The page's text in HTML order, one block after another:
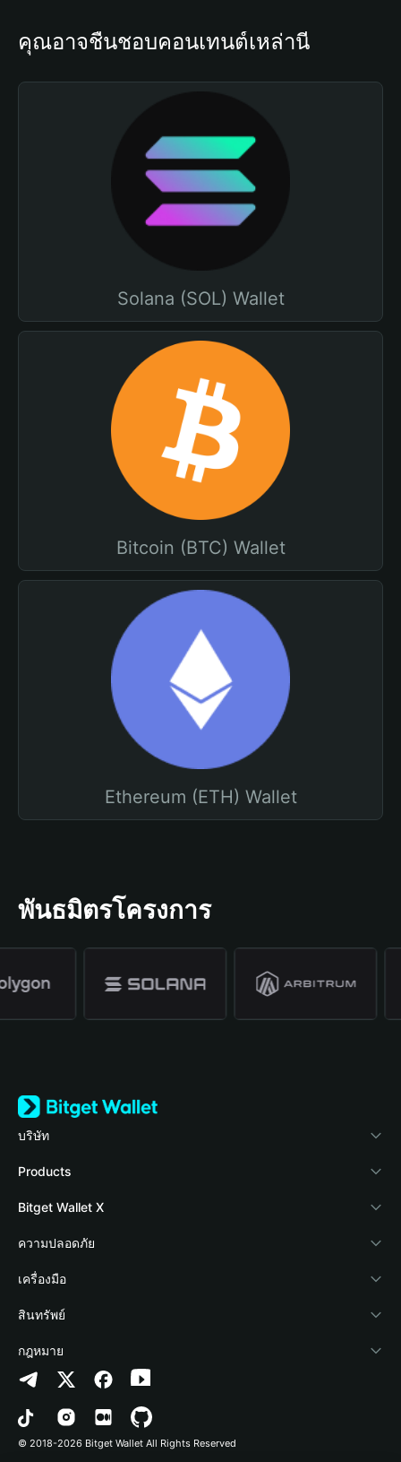
คุณอาจชื่นชอบคอนเทนต์เหล่านี้
Solana (SOL) Wallet
Bitcoin (BTC) Wallet
Ethereum (ETH) Wallet
พันธมิตรโครงการ
บริษัท
เกี่ยวกับ Bitget Wallet
Blog
Academy
ข่าวสารด้านคริปโต
ศูนย์ช่วยเหลือ
ติดต่อเรา
ทรัพยากรข้อมูลของแบรนด์
อาชีพ
Products
Crypto Card
Stablecoin Earn
Payfi Crypto
Crypto Swap API
Altcoin Season Index
Prediction Markets
DApp
Bitget Wallet X
นักพัฒนา
เชื่อมต่อ Wallet
Bitget Wallet Pay
ลิสต์โปรเจกต์
ความปลอดภัย
Protection Fund
เทคโนโลยีความปลอดภัย
เครื่องมือ
ซื้อคริปโต
การตรวจจับการอนุญาต
การตรวจจับสัญญา
การโอนเป็นชุด
สินทรัพย์
Arbitrum
Avalanche
Bitcoin
กฎหมาย
นโยบายความเป็นส่วนตัว
ข้อตกลงในการใช้บริการ
© 2018-2026 Bitget Wallet All Rights Reserved